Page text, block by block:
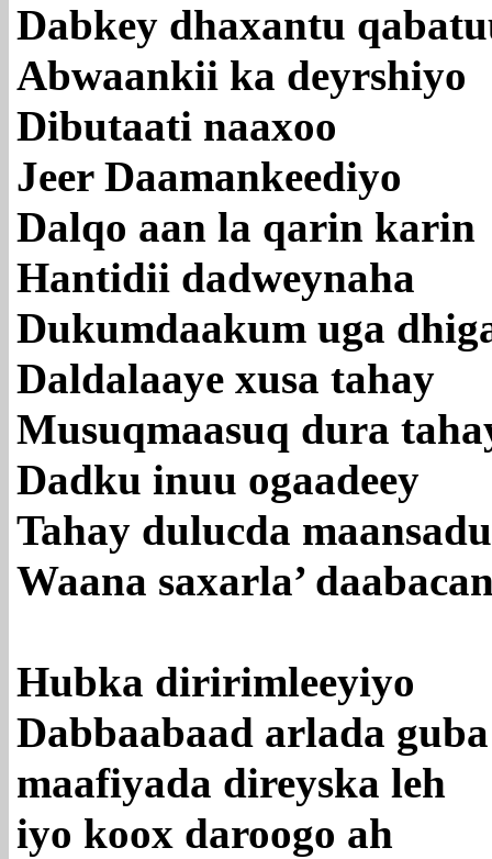
Dabkey dhaxantu
Abwaankii ka deyrshiyo
Dibutaati naaxoo
Jeer Daamankeediyo
Dalqo aan la qarin karin
Hantidii dadweynaha
Dukumdaakum uga
Daldalaaye xusa tahay
Musuqmaasuq dura
Dadku inuu ogaadeey
Tahay dulucda maansadu
Waana saxarla’
Hubka diririmleeyiyo
Dabbaabaad arlada guba
maafiyada direyska leh
iyo koox daroogo ah